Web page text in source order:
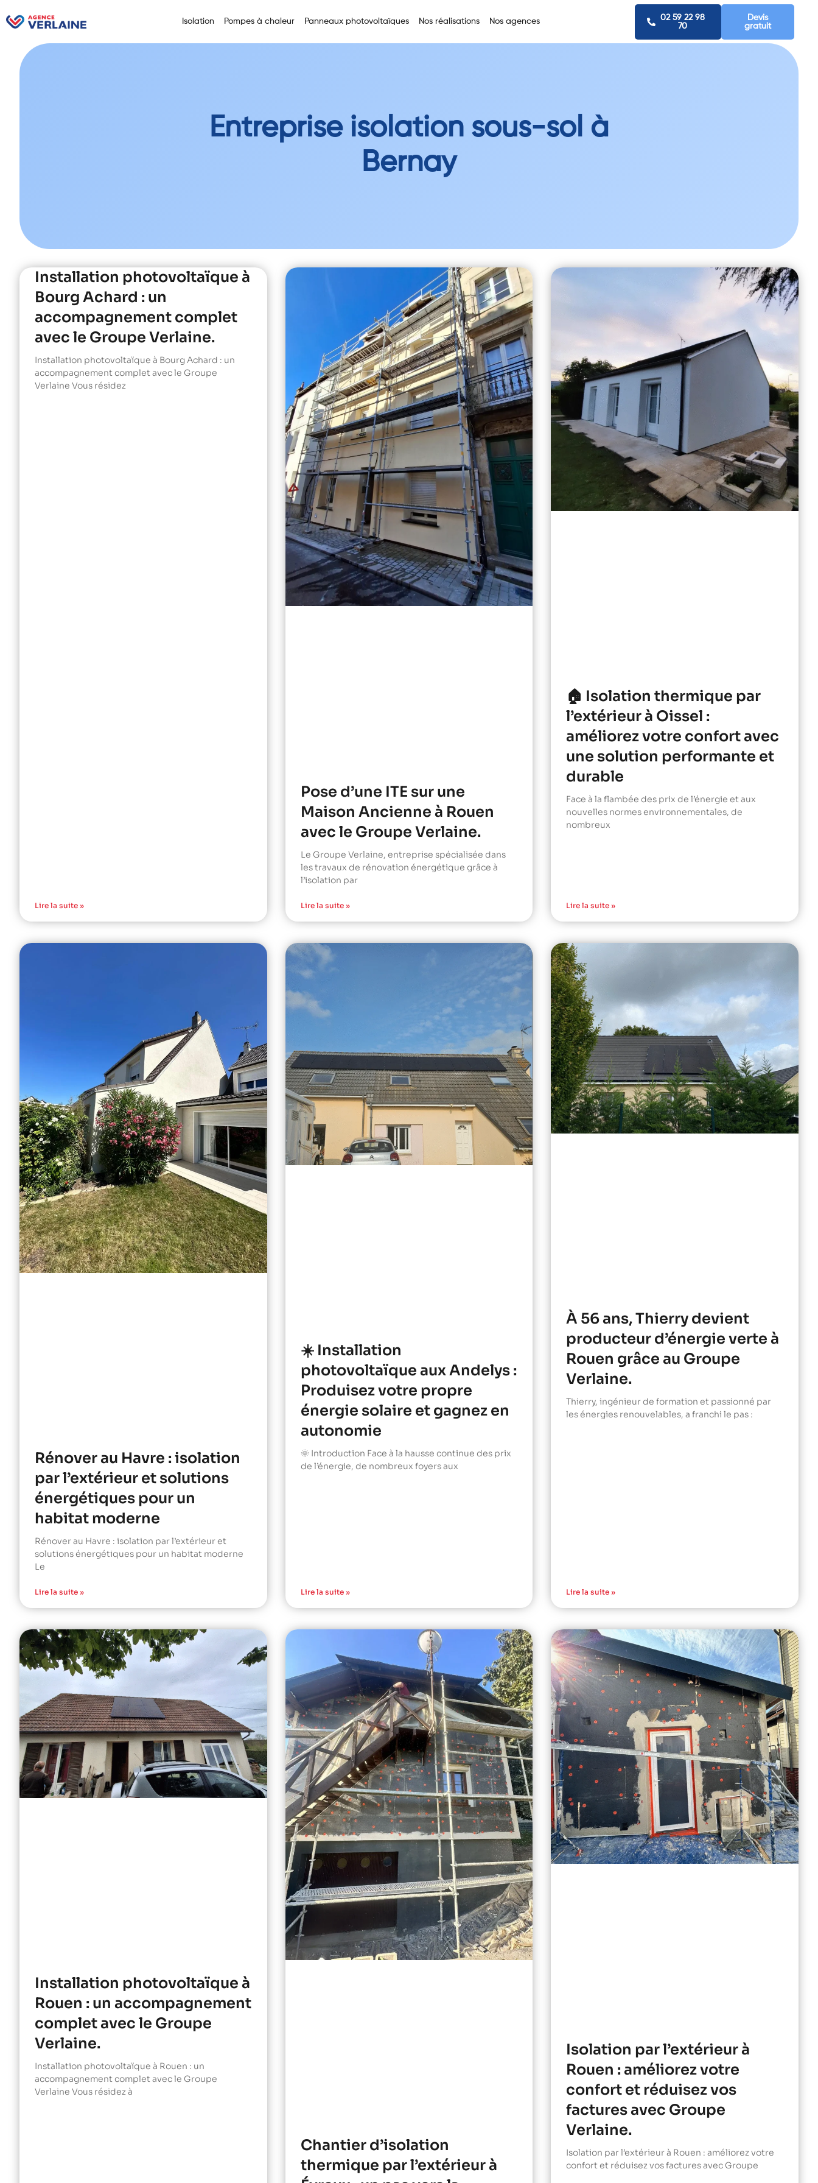
Isolation Pompes à chaleur Panneaux photovoltaïques Nos réalisations Nos agences
02 59 22 98
70
Devis
gratuit
Entreprise isolation sous-sol à
Bernay
Installation photovoltaïque à
Bourg Achard : un
accompagnement complet
avec le Groupe Verlaine.
Installation photovoltaïque à Bourg Achard : un
accompagnement complet avec le Groupe
Verlaine Vous résidez
Lire la suite »
Pose d’une ITE sur une
Maison Ancienne à Rouen
avec le Groupe Verlaine.
Le Groupe Verlaine, entreprise spécialisée dans
les travaux de rénovation énergétique grâce à
l’isolation par
Lire la suite »
🏠 Isolation thermique par
l’extérieur à Oissel :
améliorez votre confort avec
une solution performante et
durable
Face à la flambée des prix de l’énergie et aux
nouvelles normes environnementales, de
nombreux
Lire la suite »
Rénover au Havre : isolation
par l’extérieur et solutions
énergétiques pour un
habitat moderne
Rénover au Havre : isolation par l’extérieur et
solutions énergétiques pour un habitat moderne
Le
Lire la suite »
☀️ Installation
photovoltaïque aux Andelys :
Produisez votre propre
énergie solaire et gagnez en
autonomie
🌞 Introduction Face à la hausse continue des prix
de l’énergie, de nombreux foyers aux
Lire la suite »
À 56 ans, Thierry devient
producteur d’énergie verte à
Rouen grâce au Groupe
Verlaine.
Thierry, ingénieur de formation et passionné par
les énergies renouvelables, a franchi le pas :
Lire la suite »
Installation photovoltaïque à
Rouen : un accompagnement
complet avec le Groupe
Verlaine.
Installation photovoltaïque à Rouen : un
accompagnement complet avec le Groupe
Verlaine Vous résidez à
Chantier d’isolation
thermique par l’extérieur à
Isolation par l’extérieur à
Rouen : améliorez votre
confort et réduisez vos
factures avec Groupe
Verlaine.
Isolation par l’extérieur à Rouen : améliorez votre
confort et réduisez vos factures avec Groupe